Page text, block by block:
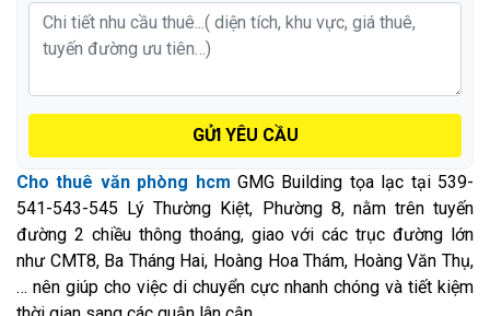
GỬI YÊU CẦU
Cho thuê văn phòng hcm GMG Building tọa lạc tại 539-
541-543-545 Lý Thường Kiệt, Phường 8, nằm trên tuyến
đường 2 chiều thông thoáng, giao với các trục đường lớn
như CMT8, Ba Tháng Hai, Hoàng Hoa Thám, Hoàng Văn Thụ,
… nên giúp cho việc di chuyển cực nhanh chóng và tiết kiệm